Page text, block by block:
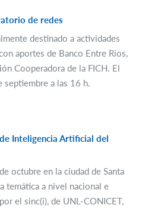
de redes
destinado a actividades
aportes de Banco Entre Ríos,
Cooperadora de la FICH. El
septiembre a las 16 h.
Inteligencia Artificial del
octubre en la ciudad de Santa
temática a nivel nacional e
el sinc(i), de UNL-CONICET,